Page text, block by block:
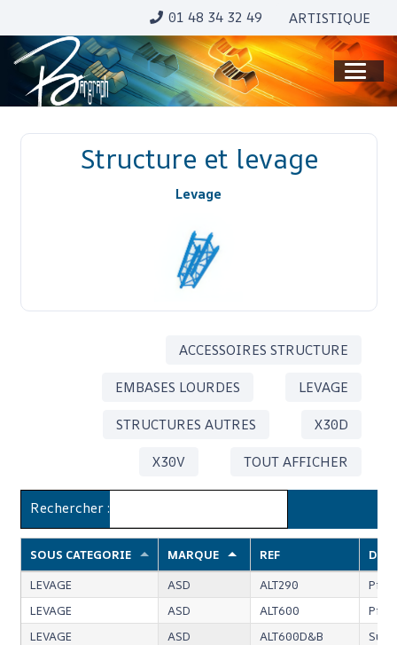
01 48 34 32 49 ARTISTIQUE
Structure et levage
Levage
ACCESSOIRES STRUCTURE
EMBASES LOURDES
LEVAGE
STRUCTURES AUTRES
X30D
X30V
TOUT AFFICHER
Rechercher :
SOUS CATEGORIE MARQUE REF
LEVAGE
ASD ALT290
Pied
LEVAGE
ASD ALT600
Pied
LEVAGE
ASD ALT600D&B